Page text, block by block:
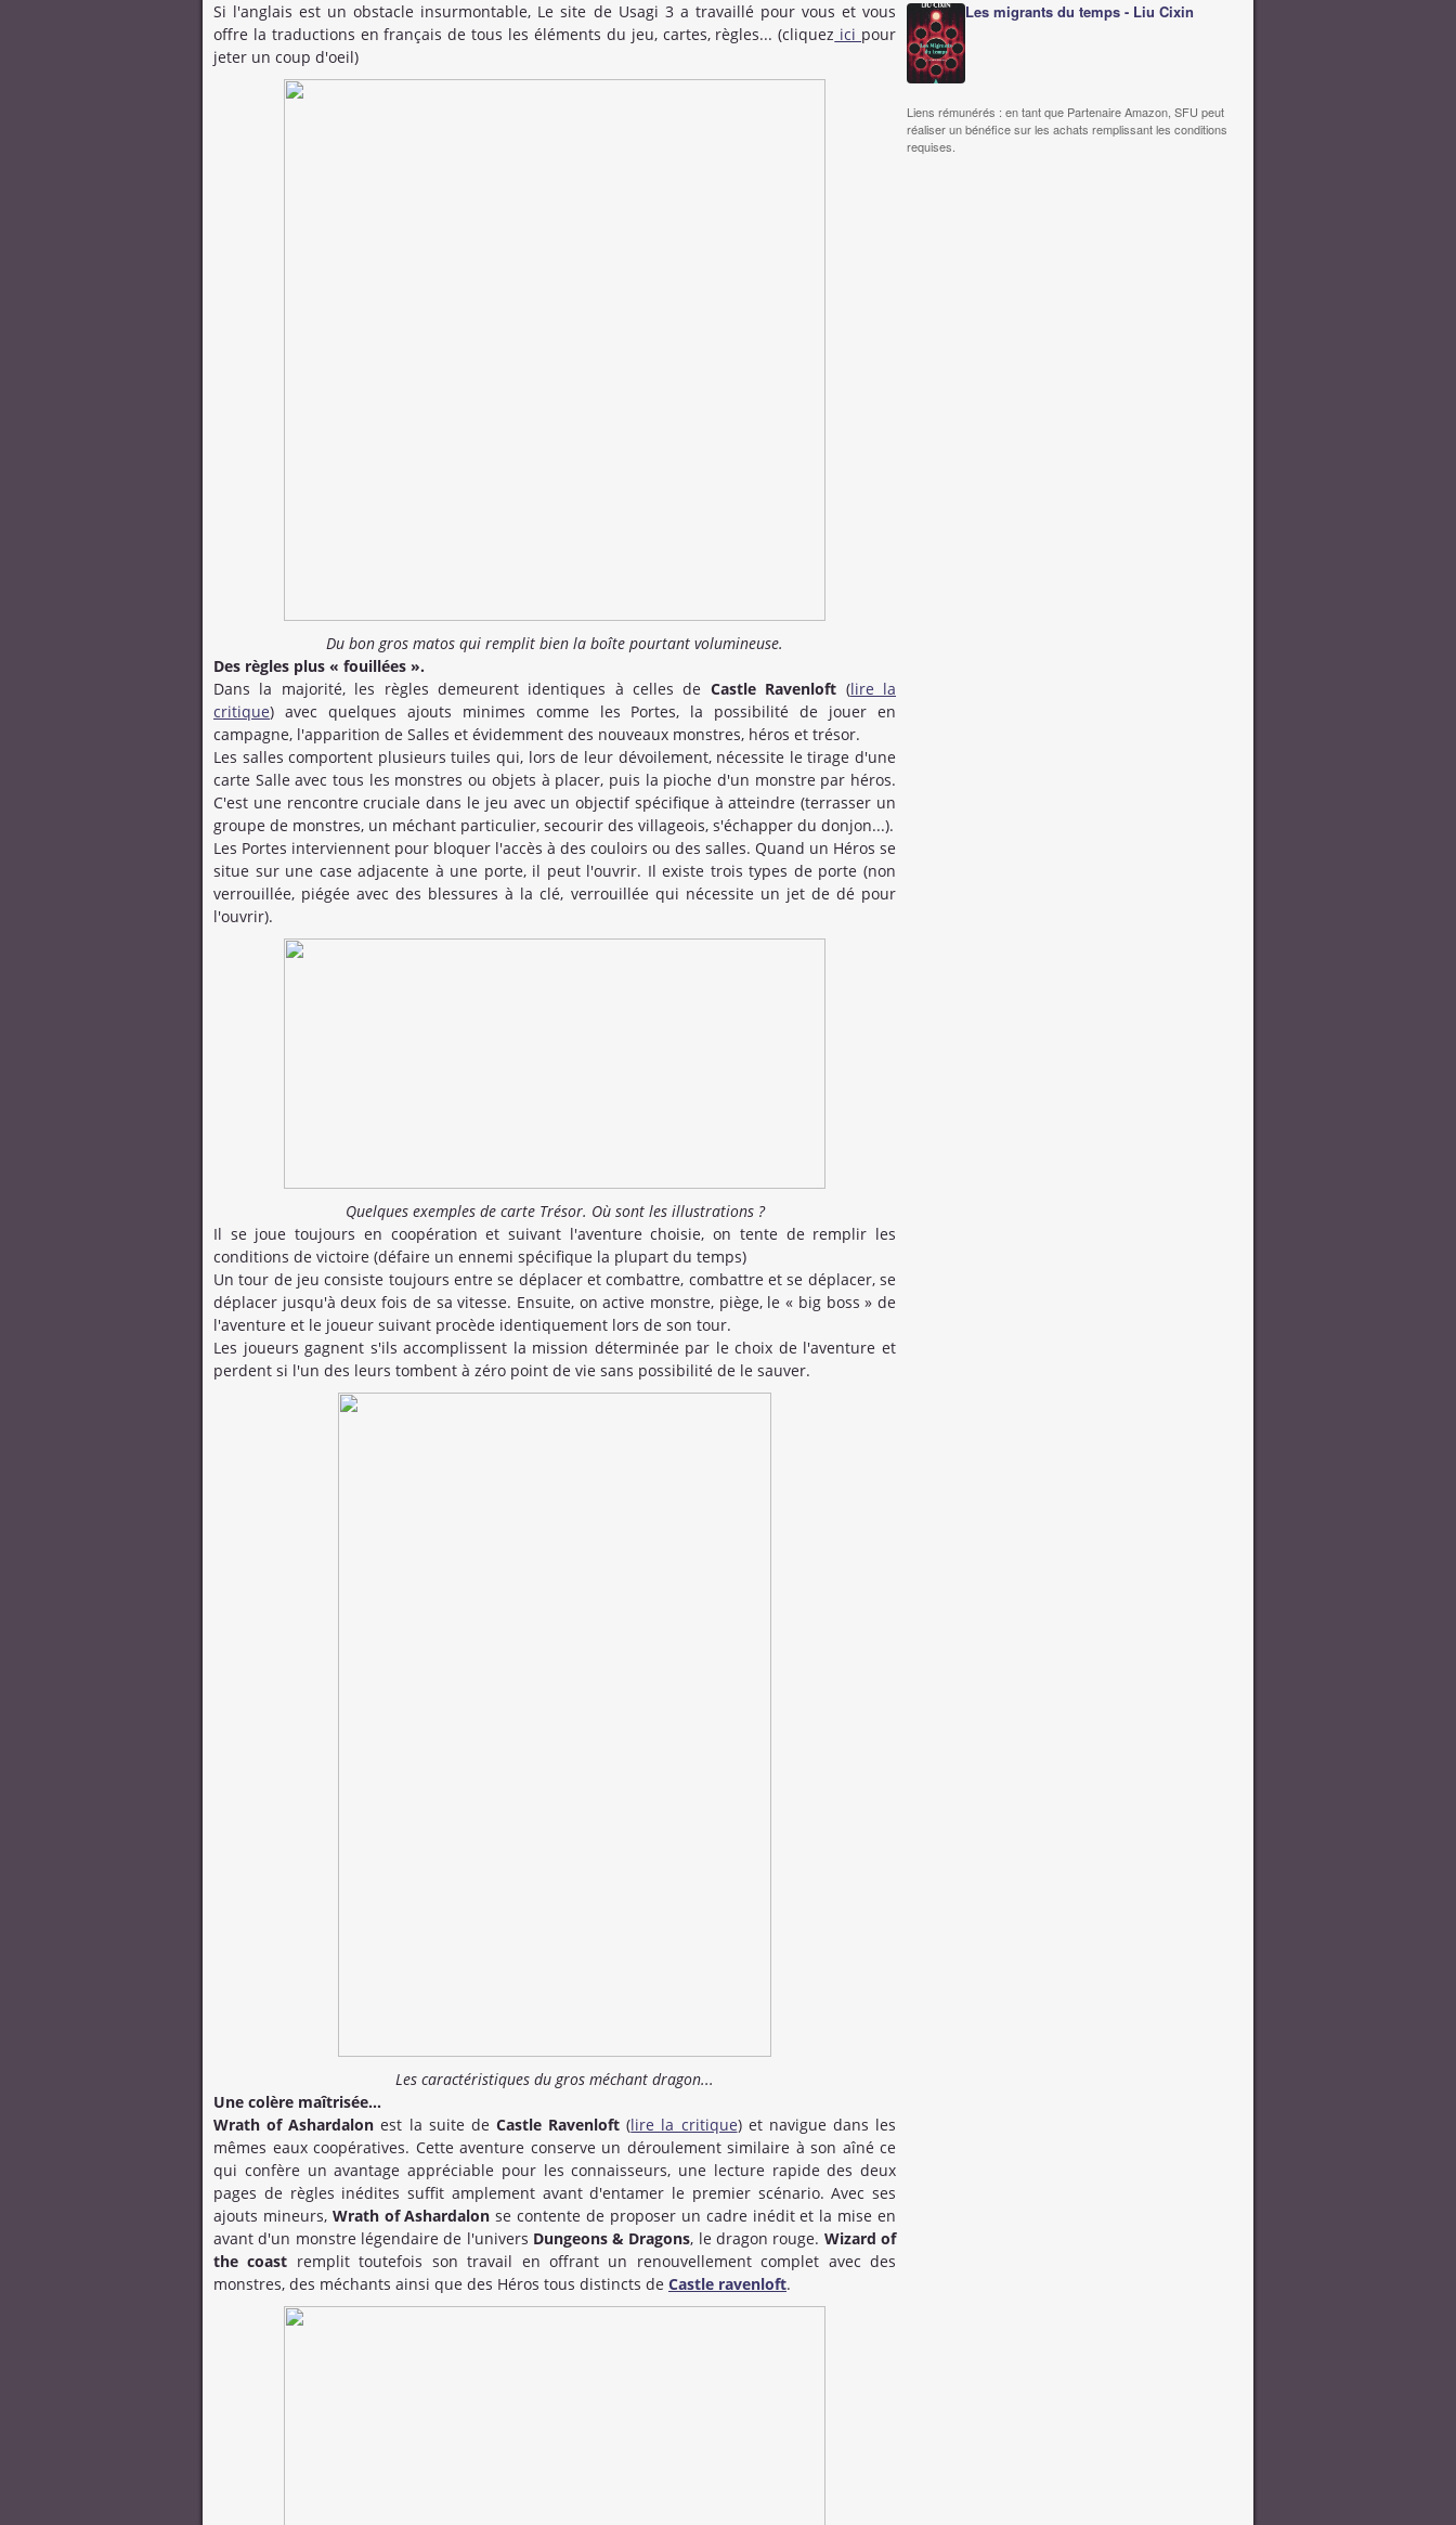
Si l'anglais est un obstacle insurmontable, Le site de Usagi 3 a travaillé pour vous et vous
offre la traductions en français de tous les éléments du jeu, cartes, règles... (cliquez ici pour
jeter un coup d'oeil)
Du bon gros matos qui remplit bien la boîte pourtant volumineuse.
Des règles plus « fouillées ».
Dans la majorité, les règles demeurent identiques à celles de Castle Ravenloft (lire la
critique) avec quelques ajouts minimes comme les Portes, la possibilité de jouer en
campagne, l'apparition de Salles et évidemment des nouveaux monstres, héros et trésor.
Les salles comportent plusieurs tuiles qui, lors de leur dévoilement, nécessite le tirage d'une
carte Salle avec tous les monstres ou objets à placer, puis la pioche d'un monstre par héros.
C'est une rencontre cruciale dans le jeu avec un objectif spécifique à atteindre (terrasser un
groupe de monstres, un méchant particulier, secourir des villageois, s'échapper du donjon...).
Les Portes interviennent pour bloquer l'accès à des couloirs ou des salles. Quand un Héros se
situe sur une case adjacente à une porte, il peut l'ouvrir. Il existe trois types de porte (non
verrouillée, piégée avec des blessures à la clé, verrouillée qui nécessite un jet de dé pour
l'ouvrir).
Quelques exemples de carte Trésor. Où sont les illustrations ?
Il se joue toujours en coopération et suivant l'aventure choisie, on tente de remplir les
conditions de victoire (défaire un ennemi spécifique la plupart du temps)
Un tour de jeu consiste toujours entre se déplacer et combattre, combattre et se déplacer, se
déplacer jusqu'à deux fois de sa vitesse. Ensuite, on active monstre, piège, le « big boss » de
l'aventure et le joueur suivant procède identiquement lors de son tour.
Les joueurs gagnent s'ils accomplissent la mission déterminée par le choix de l'aventure et
perdent si l'un des leurs tombent à zéro point de vie sans possibilité de le sauver.
Les caractéristiques du gros méchant dragon...
Une colère maîtrisée...
Wrath of Ashardalon est la suite de Castle Ravenloft(lire la critique) et navigue dans les
mêmes eaux coopératives. Cette aventure conserve un déroulement similaire à son aîné ce
qui confère un avantage appréciable pour les connaisseurs, une lecture rapide des deux
pages de règles inédites suffit amplement avant d'entamer le premier scénario. Avec ses
ajouts mineurs, Wrath of Ashardalon se contente de proposer un cadre inédit et la mise en
avant d'un monstre légendaire de l'univers Dungeons & Dragons, le dragon rouge. Wizard of
the coast remplit toutefois son travail en offrant un renouvellement complet avec des
monstres, des méchants ainsi que des Héros tous distincts de Castle ravenloft.
Les migrants du temps - Liu Cixin
Liens rémunérés : en tant que Partenaire Amazon, SFU peut
réaliser un bénéfice sur les achats remplissant les conditions
requises.